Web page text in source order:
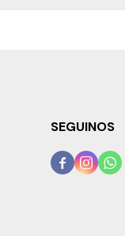
SEGUINOS
  